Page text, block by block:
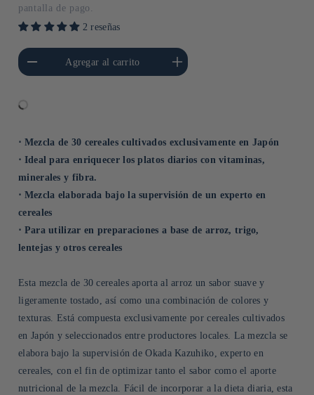
pantalla de pago.
2 reseñas
para Default
Title
Agregar al carrito
Aumentar cantidad para Default
Title
⋅ Mezcla de 30 cereales cultivados exclusivamente en Japón
⋅ Ideal para enriquecer los platos diarios con vitaminas,
minerales y fibra.
⋅ Mezcla elaborada bajo la supervisión de un experto en
cereales
⋅ Para utilizar en preparaciones a base de arroz, trigo,
lentejas y otros cereales
Esta mezcla de 30 cereales aporta al arroz un sabor suave y
ligeramente tostado, así como una combinación de colores y
texturas. Está compuesta exclusivamente por cereales cultivados
en Japón y seleccionados entre productores locales. La mezcla se
elabora bajo la supervisión de Okada Kazuhiko, experto en
cereales, con el fin de optimizar tanto el sabor como el aporte
nutricional de la mezcla. Fácil de incorporar a la dieta diaria, esta